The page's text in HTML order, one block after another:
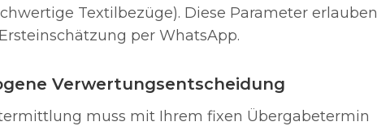
Textilbezüge). Diese Parameter erlauben
per WhatsApp.
Verwertungsentscheidung
muss mit Ihrem fixen Übergabetermin